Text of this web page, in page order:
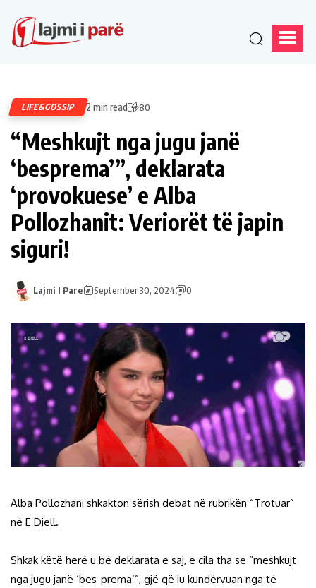
LIFE&GOSSIP 2 min read 80
“Meshkujt nga jugu janë
‘besprema’”, deklarata
‘provokuese’ e Alba
Pollozhanit: Veriorët të japin
siguri!
Lajmi I Pare September 30, 2024 0
Alba Pollozhani shkakton sërish debat në rubrikën “Trotuar”
në E Diell.
Shkak këtë herë u bë deklarata e saj, e cila tha se “meshkujt
nga jugu janë ‘bes-prema’”, gjë që iu kundërvuan nga të